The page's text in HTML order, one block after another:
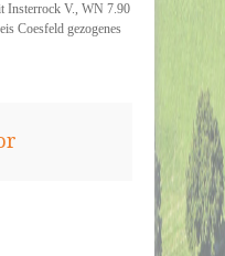
Insterrock V., WN 7.90
Coesfeld gezogenes